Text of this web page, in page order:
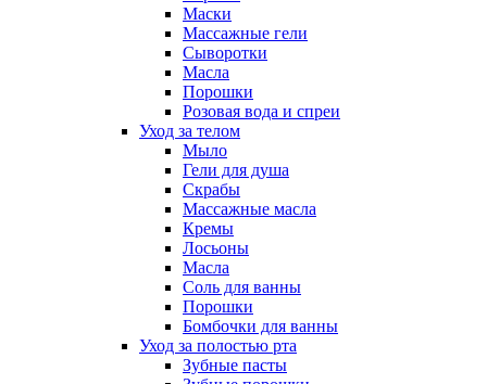
Маски
Массажные гели
Сыворотки
Масла
Порошки
Розовая вода и спреи
Уход за телом
Мыло
Гели для душа
Скрабы
Массажные масла
Кремы
Лосьоны
Масла
Соль для ванны
Порошки
Бомбочки для ванны
Уход за полостью рта
Зубные пасты